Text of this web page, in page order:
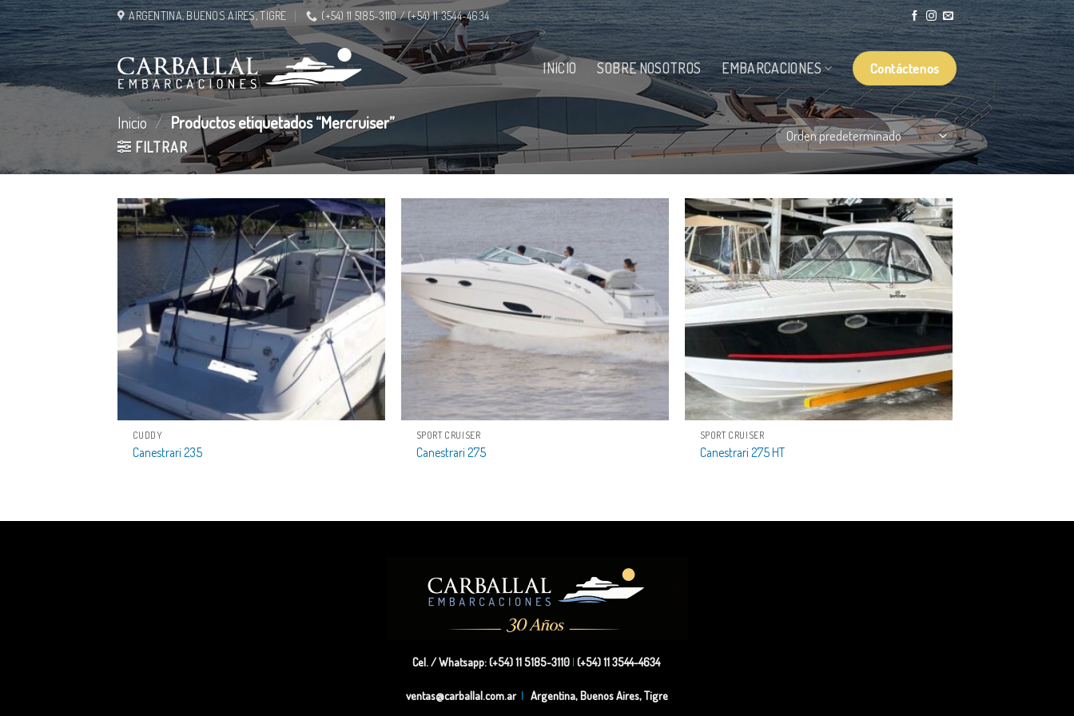
Saltar
al
contenido
ARGENTINA, BUENOS AIRES, TIGRE (+54) 11 5185-3110 / (+54) 11 3544-4634
INICIO SOBRE NOSOTROS EMBARCACIONES Contáctenos
Inicio / Productos etiquetados “Mercruiser”
FILTRAR
CUDDY
Canestrari 235
SPORT CRUISER
Canestrari 275
SPORT CRUISER
Canestrari 275 HT
Cel. / Whatsapp: (+54) 11 5185-3110 | (+54) 11 3544-4634
ventas@carballal.com.ar | Argentina, Buenos Aires, Tigre